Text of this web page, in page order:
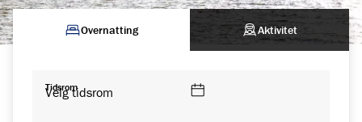
Overnatting Aktivitet
Tidsrom
Velg tidsrom